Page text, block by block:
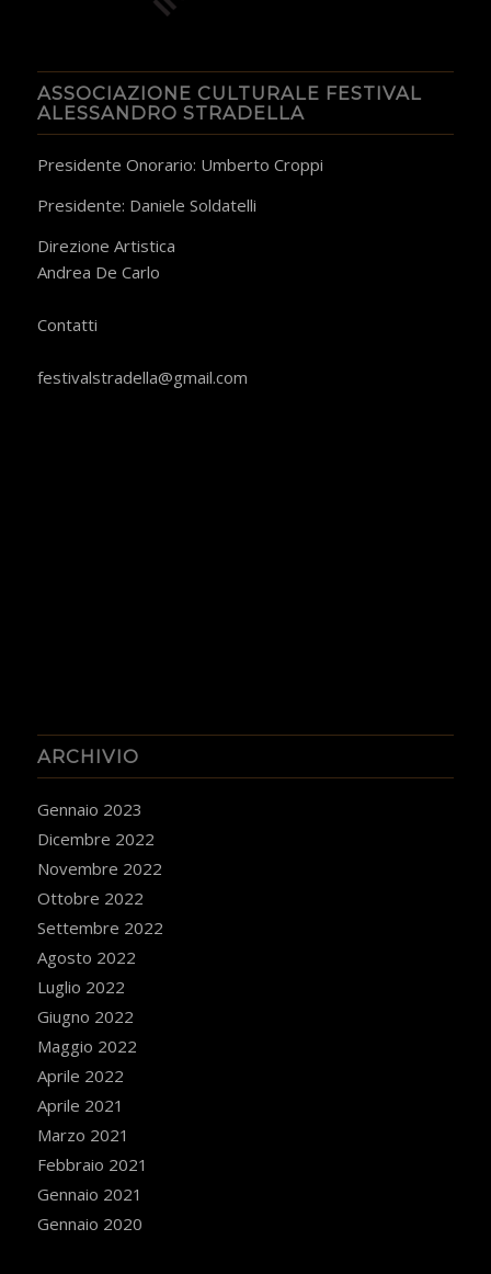
ASSOCIAZIONE CULTURALE FESTIVAL
ALESSANDRO STRADELLA
Presidente Onorario: Umberto Croppi
Presidente: Daniele Soldatelli
Direzione Artistica
Andrea De Carlo
​Contatti
festivalstradella@gmail.com
ARCHIVIO
Gennaio 2023
Dicembre 2022
Novembre 2022
Ottobre 2022
Settembre 2022
Agosto 2022
Luglio 2022
Giugno 2022
Maggio 2022
Aprile 2022
Aprile 2021
Marzo 2021
Febbraio 2021
Gennaio 2021
Gennaio 2020